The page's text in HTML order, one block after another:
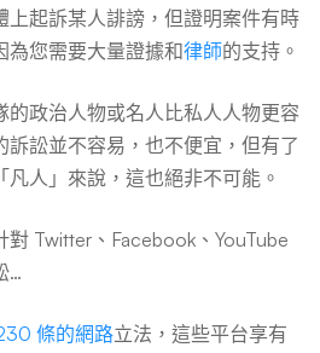
上起訴某人誹謗，但證明案件有時
為您需要大量證據和律師的支持。
的政治人物或名人比私人人物更容
訴訟並不容易，也不便宜，但有了
人」來說，這也絕非不可能。
Twitter、Facebook、YouTube
…
條的網路立法，這些平台享有